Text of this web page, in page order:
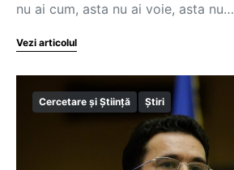
nu ai cum, asta nu ai voie, asta nu…
Vezi articolul
Cercetare și Știință Știri